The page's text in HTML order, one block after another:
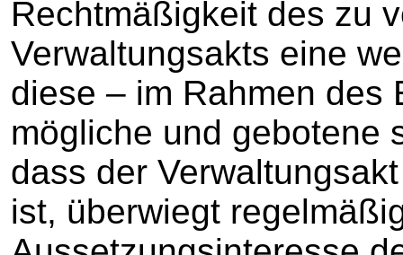
Rechtmäßigkeit des zu
Verwaltungsakts eine
diese – im Rahmen des
mögliche und gebotene
dass der
ist, überwiegt